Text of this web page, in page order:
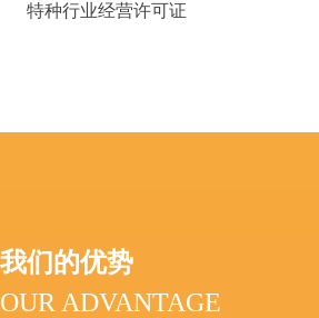
特种行业经营许可证
我们的优势
OUR ADVANTAGE